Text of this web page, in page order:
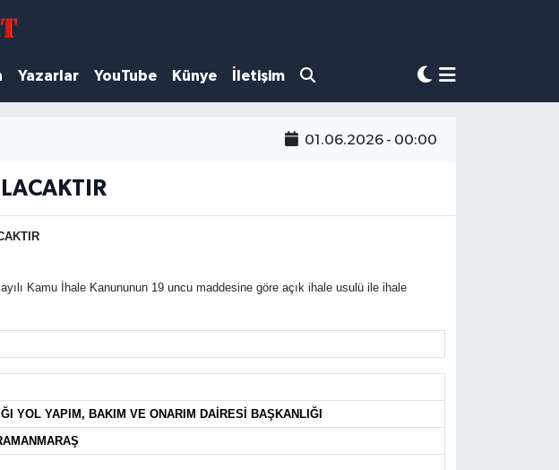
Yazarlar YouTube Künye İletişim
01.06.2026 - 00:00
Kamu İhale Kanununun 19 uncu maddesine göre açık ihale usulü ile ihale
YOL YAPIM, BAKIM VE ONARIM DAİRESİ BAŞKANLIĞI